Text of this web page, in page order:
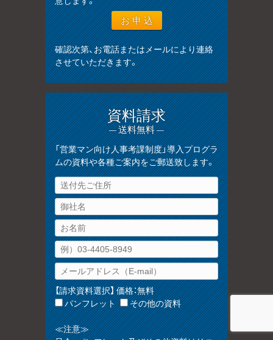
確認次第、お電話またはメールにより連絡
させていただきます。
資料請求
— 送料無料 —
「営業マン向け人事考課制度」導入プログラ
ムの資料や各種ご案内をご郵送致します。
【請求資料選択】 価格：無料
パンフレット
その他の資料
≪注意≫